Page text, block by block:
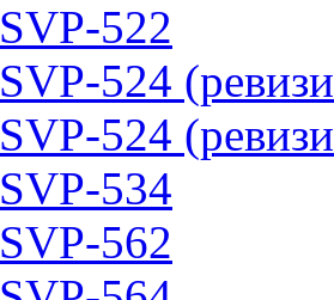
SVP-522
SVP-524
SVP-524
SVP-534
SVP-562